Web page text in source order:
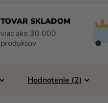
TOVAR SKLADOM
viac ako 30 000
produktov
Hodnotenie (2)